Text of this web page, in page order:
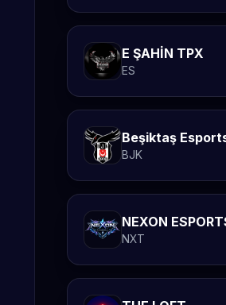
E ŞAHİN TPX
ES
Beşiktaş
BJK
NEXON
NXT